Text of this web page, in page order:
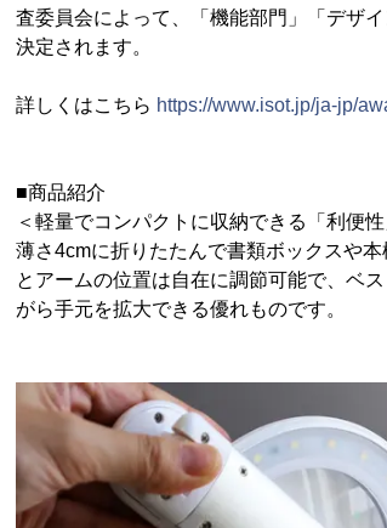
査委員会によって、「機能部門」「デザ
決定されます。
詳しくはこちら https://www.isot.jp/ja-jp/
■商品紹介
＜軽量でコンパクトに収納できる「利便性
薄さ4cmに折りたたんで書類ボックスや
とアームの位置は自在に調節可能で、ベ
がら手元を拡大できる優れものです。